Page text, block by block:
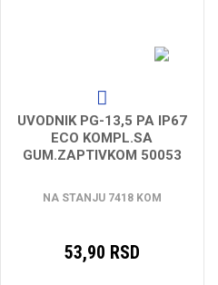
UVODNIK PG-13,5 PA IP67
ECO KOMPL.SA
GUM.ZAPTIVKOM 50053
NA STANJU 7418 KOM
53,90 RSD